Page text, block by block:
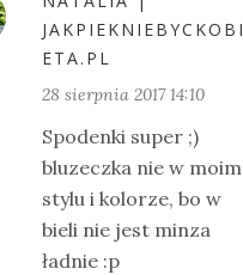
JAKPIEKNIEBYCKOBI
ETA.PL
28 sierpnia 2017 14:10
Spodenki super ;)
bluzeczka nie w moim
stylu i kolorze, bo w
bieli nie jest minza
ładnie :p